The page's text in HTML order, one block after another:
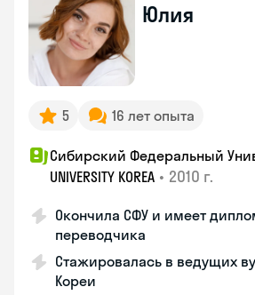
Юлия
5 16 лет опыта
Сибирский Федеральный
UNIVERSITY KOREA • 2010 г.
Окончила СФУ и имеет
переводчика
Стажировалась в ведущих
Кореи